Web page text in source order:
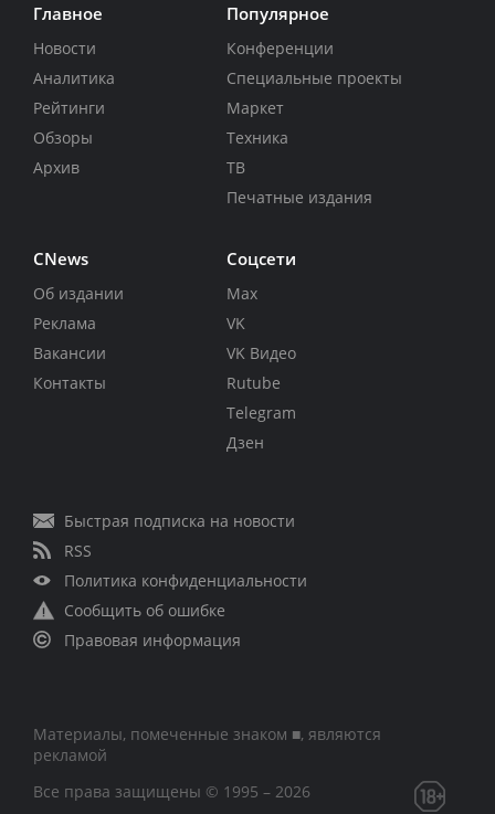
Главное
Новости
Аналитика
Рейтинги
Обзоры
Архив
Популярное
Конференции
Специальные проекты
Маркет
Техника
ТВ
Печатные издания
CNews
Об издании
Реклама
Вакансии
Контакты
Соцсети
Max
VK
VK Видео
Rutube
Telegram
Дзен
Быстрая подписка на новости
RSS
Политика конфиденциальности
Сообщить об ошибке
Правовая информация
Материалы, помеченные знаком ■, являются
рекламой
Все права защищены © 1995 – 2026